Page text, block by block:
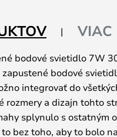
VIAC
bodové svietidlo 7W
zapustené bodové
integrovať do
rozmery a dizajn tohto
splynulo s ostatným
to bez toho, aby to bolo